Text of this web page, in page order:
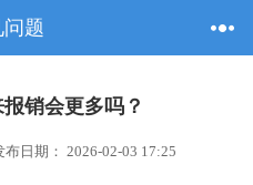
题
销会更多吗？
日期： 2026-02-03 17:25